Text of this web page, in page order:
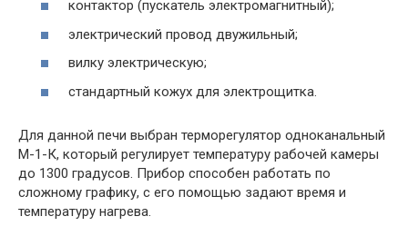
контактор (пускатель электромагнитный);
электрический провод двужильный;
вилку электрическую;
стандартный кожух для электрощитка.
Для данной печи выбран терморегулятор одноканальный
М-1-К, который регулирует температуру рабочей камеры
до 1300 градусов. Прибор способен работать по
сложному графику, с его помощью задают время и
температуру нагрева.